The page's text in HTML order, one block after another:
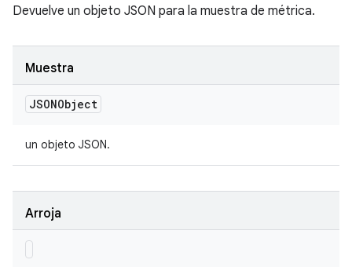
Devuelve un objeto JSON para la muestra de métrica.
Muestra
JSONObject
un objeto JSON.
Arroja